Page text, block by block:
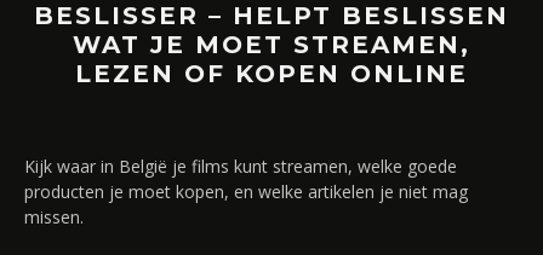
BESLISSER – HELPT BESLISSEN
WAT JE MOET STREAMEN,
LEZEN OF KOPEN ONLINE
Kijk waar in België je films kunt streamen, welke goede
producten je moet kopen, en welke artikelen je niet mag
missen.